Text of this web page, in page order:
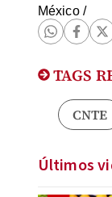
México/
TAGS
CNTE
Últimos